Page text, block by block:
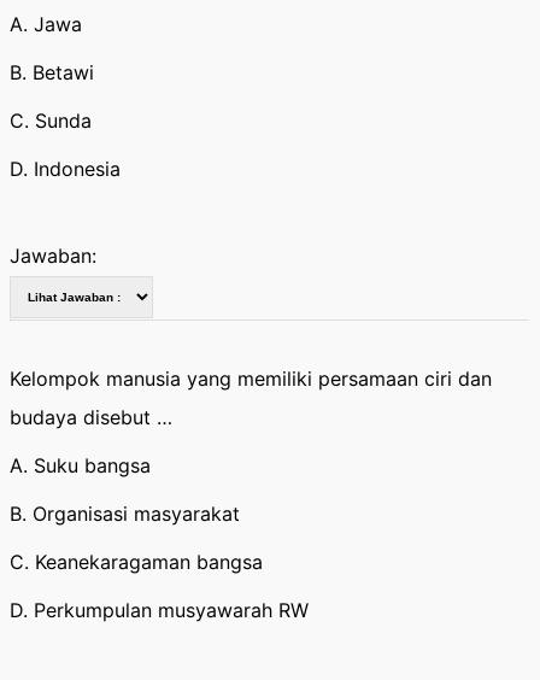
A. Jawa
B. Betawi
C. Sunda
D. Indonesia
Jawaban:
Kelompok manusia yang memiliki persamaan ciri dan
budaya disebut …
A. Suku bangsa
B. Organisasi masyarakat
C. Keanekaragaman bangsa
D. Perkumpulan musyawarah RW